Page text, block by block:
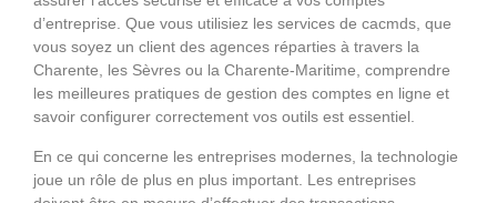
d’entreprise. Que vous utilisiez les services de cacmds, que
vous soyez un client des agences réparties à travers la
Charente, les Sèvres ou la Charente-Maritime, comprendre
les meilleures pratiques de gestion des comptes en ligne et
savoir configurer correctement vos outils est essentiel.
En ce qui concerne les entreprises modernes, la technologie
joue un rôle de plus en plus important. Les entreprises